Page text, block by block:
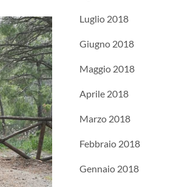
Luglio 2018
Giugno 2018
Maggio 2018
Aprile 2018
Marzo 2018
Febbraio 2018
Gennaio 2018